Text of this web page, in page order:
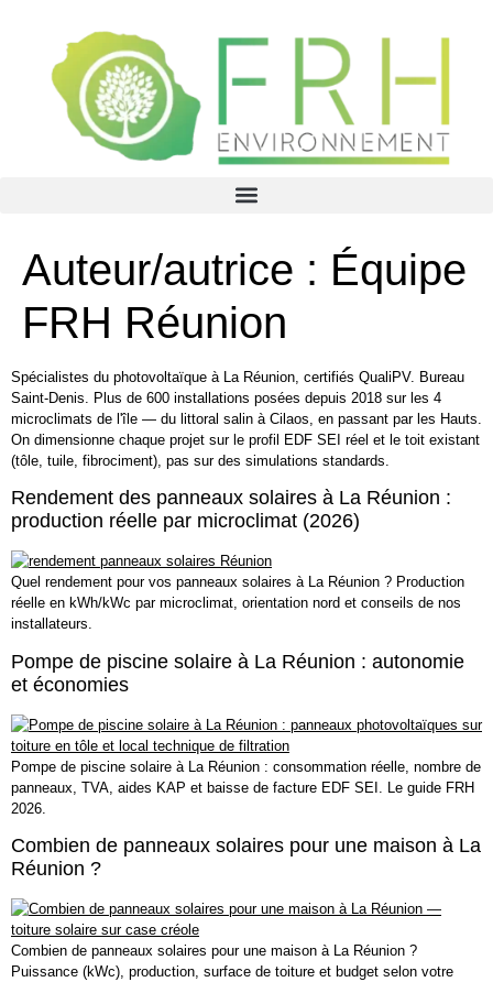
Auteur/autrice : Équipe
FRH Réunion
Spécialistes du photovoltaïque à La Réunion, certifiés QualiPV. Bureau
Saint-Denis. Plus de 600 installations posées depuis 2018 sur les 4
microclimats de l'île — du littoral salin à Cilaos, en passant par les Hauts.
On dimensionne chaque projet sur le profil EDF SEI réel et le toit existant
(tôle, tuile, fibrociment), pas sur des simulations standards.
Rendement des panneaux solaires à La Réunion :
production réelle par microclimat (2026)
Quel rendement pour vos panneaux solaires à La Réunion ? Production
réelle en kWh/kWc par microclimat, orientation nord et conseils de nos
installateurs.
Pompe de piscine solaire à La Réunion : autonomie
et économies
Pompe de piscine solaire à La Réunion : consommation réelle, nombre de
panneaux, TVA, aides KAP et baisse de facture EDF SEI. Le guide FRH
2026.
Combien de panneaux solaires pour une maison à La
Réunion ?
Combien de panneaux solaires pour une maison à La Réunion ?
Puissance (kWc), production, surface de toiture et budget selon votre